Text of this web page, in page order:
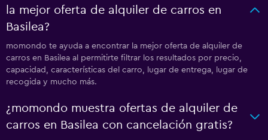
la mejor oferta de alquiler de carros en
Basilea?
momondo te ayuda a encontrar la mejor oferta de alquiler de
carros en Basilea al permitirte filtrar los resultados por precio,
capacidad, características del carro, lugar de entrega, lugar de
recogida y mucho más.
¿momondo muestra ofertas de alquiler de
carros en Basilea con cancelación gratis?